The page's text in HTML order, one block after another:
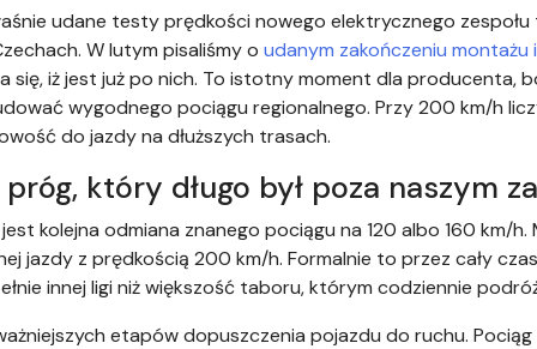
udane testy prędkości nowego elektrycznego
W lutym pisaliśmy o udanym zakończeniu
się, iż jest już po nich. To istotny moment dla producenta,
wygodnego pociągu regionalnego. Przy 200 km/h
do jazdy na dłuższych trasach.
który długo był poza naszym
kolejna odmiana znanego pociągu na 120 albo 160 km/
jazdy z prędkością 200 km/h. Formalnie to przez cały
innej ligi niż większość taboru, którym codziennie
etapów dopuszczenia pojazdu do ruchu.